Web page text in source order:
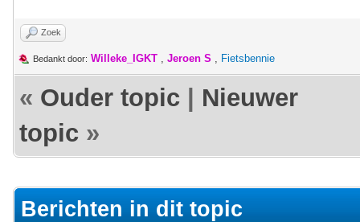
Zoek
Bedankt door: Willeke_IGKT , Jeroen S , Fietsbennie
« Ouder topic
Nieuwer
topic »
Berichten in dit topic